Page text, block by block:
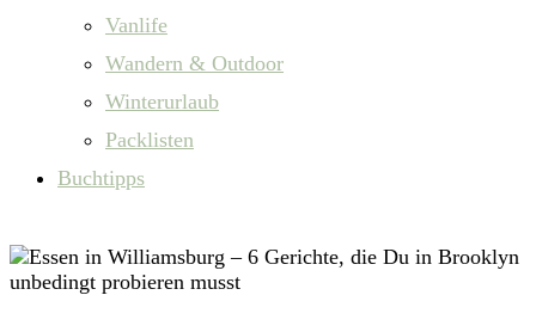
Vanlife
Wandern & Outdoor
Winterurlaub
Packlisten
Buchtipps